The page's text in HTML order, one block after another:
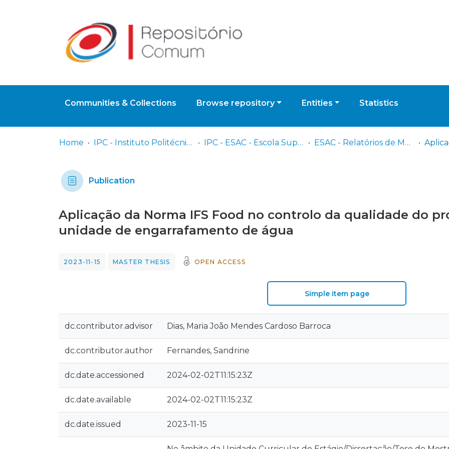
Communities & Collections Browse repository Entities Statistics
Home IPC - Instituto Politécnico de Coimbra IPC - ESAC - Escola Superior Agrária de Coimbra ESAC - Relatórios de Mestrado
Publication
Aplicação da Norma IFS Food no controlo da qualidade do
unidade de engarrafamento de água
2023-11-15 MASTER THESIS OPEN ACCESS
Simple item page
dc.contributor.advisor Dias, Maria João Mendes Cardoso Barroca
dc.contributor.author Fernandes, Sandrine
dc.date.accessioned 2024-02-02T11:15:23Z
dc.date.available 2024-02-02T11:15:23Z
dc.date.issued 2023-11-15